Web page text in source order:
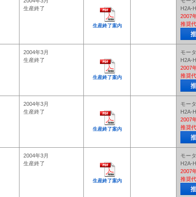
生産終了
生産終了案内
H2A-
2007
推奨
2004年3月
生産終了
生産終了案内
モー
H2A-
2007
推奨
2004年3月
生産終了
生産終了案内
モー
H2A-
2007
推奨
2004年3月
生産終了
生産終了案内
モー
H2A-
2007
推奨